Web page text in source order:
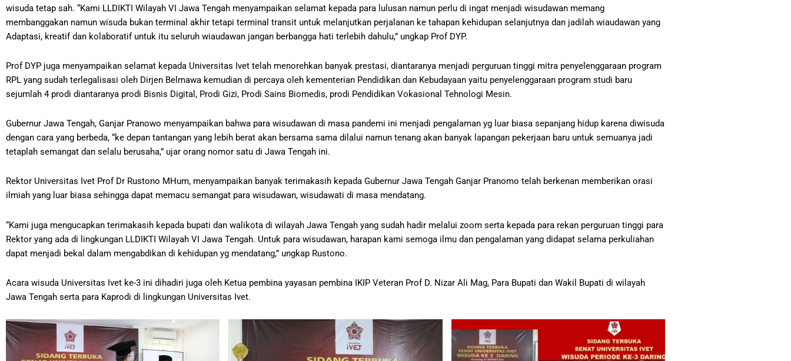
wisuda tetap sah. “Kami LLDIKTI Wilayah VI Jawa Tengah menyampaikan selamat kepada para lulusan namun perlu di ingat menjadi wisudawan memang
membanggakan namun wisuda bukan terminal akhir tetapi terminal transit untuk melanjutkan perjalanan ke tahapan kehidupan selanjutnya dan jadilah wiaudawan yang
Adaptasi, kreatif dan kolaboratif untuk itu seluruh wiaudawan jangan berbangga hati terlebih dahulu,” ungkap Prof DYP.
Prof DYP juga menyampaikan selamat kepada Universitas Ivet telah menorehkan banyak prestasi, diantaranya menjadi perguruan tinggi mitra penyelenggaraan program
RPL yang sudah terlegalisasi oleh Dirjen Belmawa kemudian di percaya oleh kementerian Pendidikan dan Kebudayaan yaitu penyelenggaraan program studi baru
sejumlah 4 prodi diantaranya prodi Bisnis Digital, Prodi Gizi, Prodi Sains Biomedis, prodi Pendidikan Vokasional Tehnologi Mesin.
Gubernur Jawa Tengah, Ganjar Pranowo menyampaikan bahwa para wisudawan di masa pandemi ini menjadi pengalaman yg luar biasa sepanjang hidup karena diwisuda
dengan cara yang berbeda, “ke depan tantangan yang lebih berat akan bersama sama dilalui namun tenang akan banyak lapangan pekerjaan baru untuk semuanya jadi
tetaplah semangat dan selalu berusaha,” ujar orang nomor satu di Jawa Tengah ini.
Rektor Universitas Ivet Prof Dr Rustono MHum, menyampaikan banyak terimakasih kepada Gubernur Jawa Tengah Ganjar Pranomo telah berkenan memberikan orasi
ilmiah yang luar biasa sehingga dapat memacu semangat para wisudawan, wisudawati di masa mendatang.
“Kami juga mengucapkan terimakasih kepada bupati dan walikota di wilayah Jawa Tengah yang sudah hadir melalui zoom serta kepada para rekan perguruan tinggi para
Rektor yang ada di lingkungan LLDIKTI Wilayah VI Jawa Tengah. Untuk para wisudawan, harapan kami semoga ilmu dan pengalaman yang didapat selama perkuliahan
dapat menjadi bekal dalam mengabdikan di kehidupan yg mendatang,” ungkap Rustono.
Acara wisuda Universitas Ivet ke-3 ini dihadiri juga oleh Ketua pembina yayasan pembina IKIP Veteran Prof D. Nizar Ali Mag, Para Bupati dan Wakil Bupati di wilayah
Jawa Tengah serta para Kaprodi di lingkungan Universitas Ivet.